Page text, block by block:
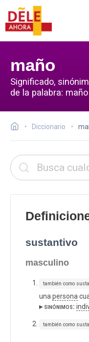
maño
Significado,
de la palabra: maño
Diccionario
sustantivo
masculino
también como
una persona
▸ sinónimos:
también como